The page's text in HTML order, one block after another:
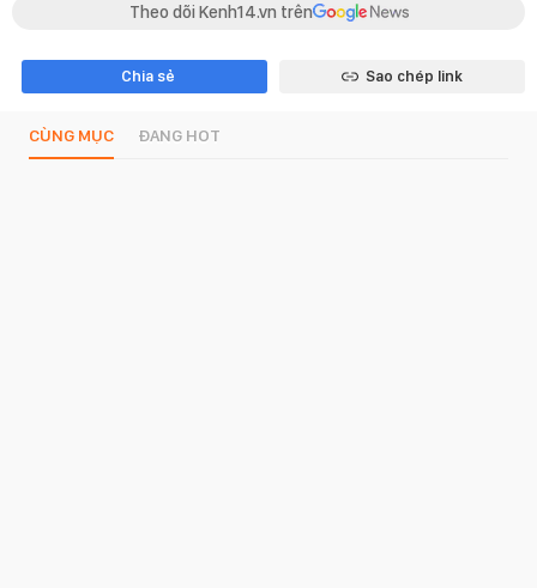
Theo dõi Kenh14.vn trên
Chia sẻ Sao chép link
CÙNG MỤC ĐANG HOT